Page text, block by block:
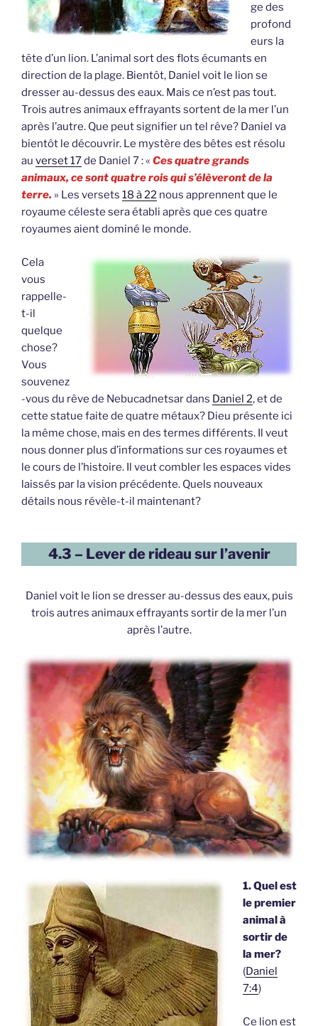
ge des
profond
eurs la
tête d’un lion. L’animal sort des flots écumants en
direction de la plage. Bientôt, Daniel voit le lion se
dresser au-dessus des eaux. Mais ce n’est pas tout.
Trois autres animaux effrayants sortent de la mer l’un
après l’autre. Que peut signifier un tel rêve? Daniel va
bientôt le découvrir. Le mystère des bêtes est résolu
au verset 17de Daniel 7 : « Ces quatre grands
animaux, ce sont quatre rois qui s’élèveront de la
terre. » Les versets 18 à 22 nous apprennent que le
royaume céleste sera établi après que ces quatre
royaumes aient dominé le monde.
Cela
vous
rappelle-
t-il
quelque
chose?
Vous
souvenez
-vous du rêve de Nebucadnetsar dans Daniel 2, et de
cette statue faite de quatre métaux? Dieu présente ici
la même chose, mais en des termes différents. Il veut
nous donner plus d’informations sur ces royaumes et
le cours de l’histoire. Il veut combler les espaces vides
laissés par la vision précédente. Quels nouveaux
détails nous révèle-t-il maintenant?
4.3 – Lever de rideau sur l’avenir
Daniel voit le lion se dresser au-dessus des eaux, puis
trois autres animaux effrayants sortir de la mer l’un
après l’autre.
1. Quel est
le premier
animal à
sortir de
la mer?
(Daniel
7:4)
Ce lion est